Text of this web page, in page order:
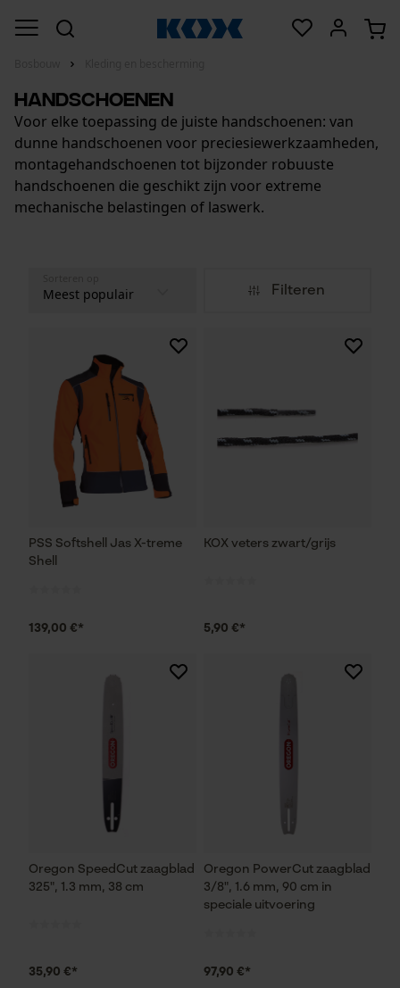
Handschoenen
Voor elke toepassing de juiste handschoenen: van
dunne handschoenen voor preciesiewerkzaamheden,
montagehandschoenen tot bijzonder robuuste
handschoenen die geschikt zijn voor extreme
mechanische belastingen of laswerk.
Filteren
PSS Softshell Jas X-treme
Shell
139,00 €*
KOX veters zwart/grijs
5,90 €*
Oregon SpeedCut zaagblad
325", 1.3 mm, 38 cm
35,90 €*
Oregon PowerCut zaagblad
3/8", 1.6 mm, 90 cm in
speciale uitvoering
97,90 €*